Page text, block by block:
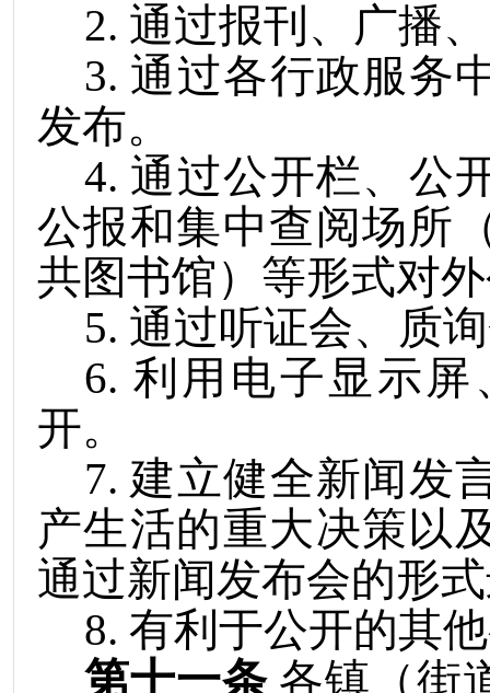
2. 通过报刊、广播
3. 通过各行政服务
发布。
4. 通过公开栏、公
公报和集中查阅场所
共图书馆）等形式对
5. 通过听证会、质
6. 利用电子显示
开。
7. 建立健全新闻发
产生活的重大决策以
通过新闻发布会的形
8. 有利于公开的其
第十一条 各镇（街